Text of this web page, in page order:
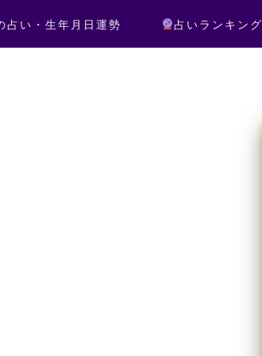
占い・生年月日運勢 占いランキング